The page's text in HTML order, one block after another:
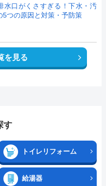
水口がくさすぎる！下水・汚
5つの原因と対策・予防策
を見る
す
トイレリフォーム
給湯器